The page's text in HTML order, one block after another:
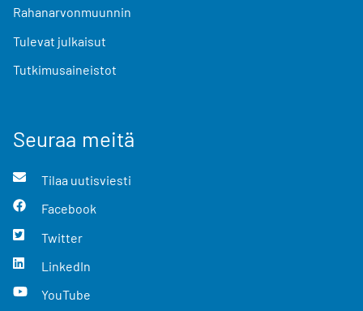
Rahanarvonmuunnin
Tulevat julkaisut
Tutkimusaineistot
Seuraa meitä
Tilaa uutisviesti
Facebook
Twitter
LinkedIn
YouTube